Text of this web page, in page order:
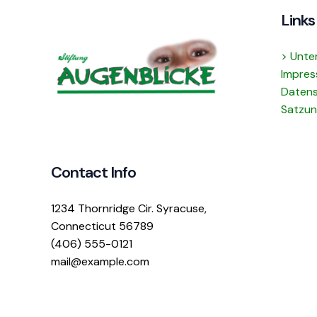
Contact Info
1234 Thornridge Cir. Syracuse,
Connecticut 56789
(406) 555-0121
mail@example.com
Links
>